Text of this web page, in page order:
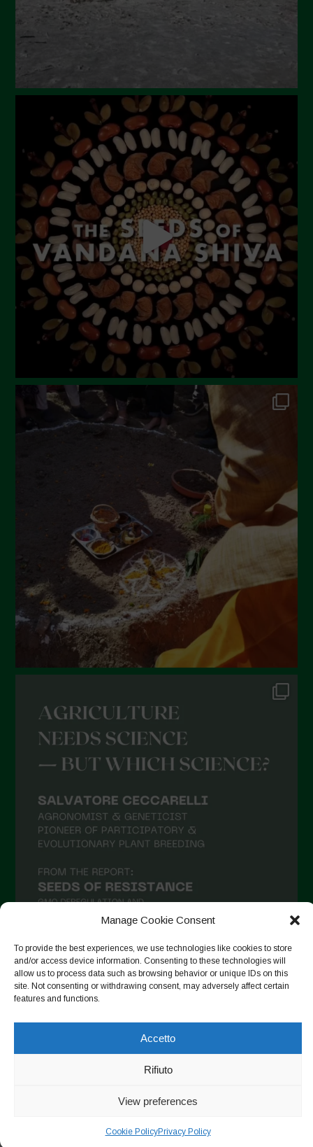
Manage Cookie Consent
To provide the best experiences, we use technologies like cookies to store
and/or access device information. Consenting to these technologies will
allow us to process data such as browsing behavior or unique IDs on this
site. Not consenting or withdrawing consent, may adversely affect certain
features and functions.
Accetto
Rifiuto
View preferences
Cookie PolicyPrivacy Policy
Febbraio 2024
Ottobre 2023
Settembre 2023
Agosto 2023
Luglio 2023
Giugno 2023
Maggio 2023
Aprile 2023
Marzo 2023
Febbraio 2023
Dicembre 2022
Novembre 2022
Ottobre 2022
Settembre 2022
Aprile 2022
Febbraio 2022
Gennaio 2022
Dicembre 2021
Novembre 2021
Settembre 2021
Agosto 2021
Luglio 2021
Aprile 2021
Febbraio 2021
Novembre 2020
Ottobre 2020
Giugno 2020
Segui su Instagram